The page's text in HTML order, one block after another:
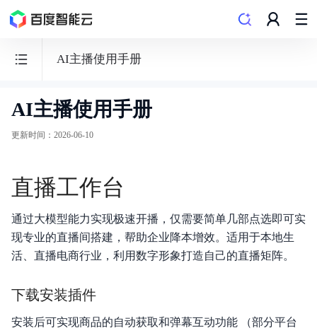
AI主播使用手册
数
字
内
营
销
创
作
平
台
AI主播使用手册
更新时间 ： 2026-06-10
直播工作台
通过大模型能力实现极速开播，仅需要简单几部点选即可实
现专业的直播间搭建，帮助企业降本增效。适用于本地生
活、直播电商行业，利用数字形象打造自己的直播矩阵。
下载安装插件
安装后可实现商品的自动获取和弹幕互动功能 （部分平台